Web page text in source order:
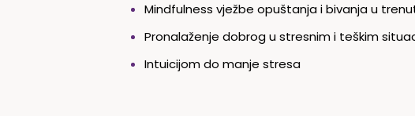
Mindfulness vježbe opuštanja i bivanja u
Pronalaženje dobrog u stresnim i teškim
Intuicijom do manje stresa